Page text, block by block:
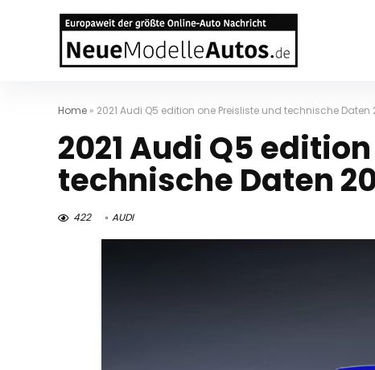
Home » 2021 Audi Q5 edition one Preisliste und technische Daten
2021 Audi Q5
technische Daten
422 AUDI